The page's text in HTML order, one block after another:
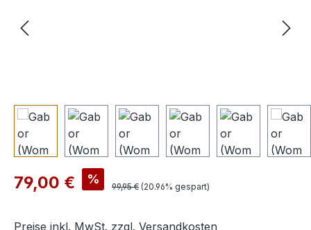
Verkaufspreis:
79,00 € % Regulärer Preis:
99,95 € (20.96% gespart)
Preise inkl. MwSt. zzgl. Versandkosten